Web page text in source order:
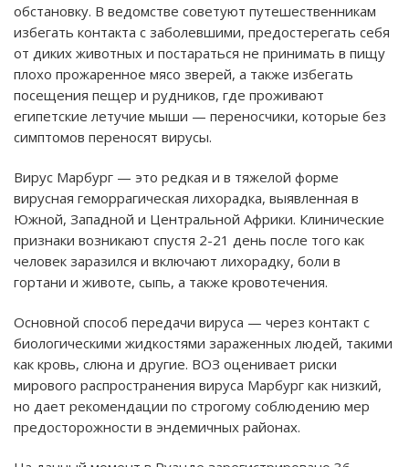
обстановку. В ведомстве советуют путешественникам
избегать контакта с заболевшими, предостерегать себя
от диких животных и постараться не принимать в пищу
плохо прожаренное мясо зверей, а также избегать
посещения пещер и рудников, где проживают
египетские летучие мыши — переносчики, которые без
симптомов переносят вирусы.
Вирус Марбург — это редкая и в тяжелой форме
вирусная геморрагическая лихорадка, выявленная в
Южной, Западной и Центральной Африки. Клинические
признаки возникают спустя 2-21 день после того как
человек заразился и включают лихорадку, боли в
гортани и животе, сыпь, а также кровотечения.
Основной способ передачи вируса — через контакт с
биологическими жидкостями зараженных людей, такими
как кровь, слюна и другие. ВОЗ оценивает риски
мирового распространения вируса Марбург как низкий,
но дает рекомендации по строгому соблюдению мер
предосторожности в эндемичных районах.